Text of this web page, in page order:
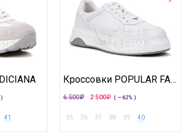
41
Кроссовки POPULAR FASHION
6 500 2 500 ( —62% )
35 36 37 38 39 40